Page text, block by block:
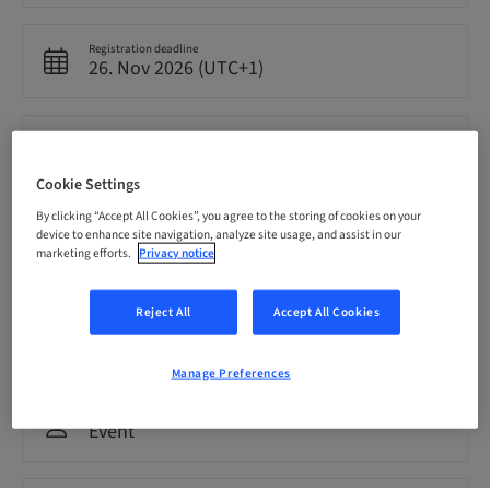
Registration deadline
26. Nov 2026 (UTC+1)
Language
Dutch
0.00 Points
Event
Cookie Settings
By clicking “Accept All Cookies”, you agree to the storing of cookies on your
device to enhance site navigation, analyze site usage, and assist in our
marketing efforts. Privacy notice
Reject All Accept All Cookies
Manage Preferences